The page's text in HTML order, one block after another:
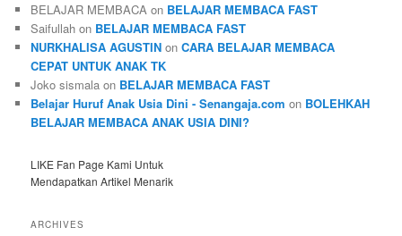
BELAJAR MEMBACA on BELAJAR MEMBACA FAST
Saifullah on BELAJAR MEMBACA FAST
NURKHALISA AGUSTIN onCARA BELAJAR MEMBACA
CEPAT UNTUK ANAK TK
Joko sismala on BELAJAR MEMBACA FAST
Belajar Huruf Anak Usia Dini - Senangaja.com on BOLEHKAH
BELAJAR MEMBACA ANAK USIA DINI?
LIKE Fan Page Kami Untuk
Mendapatkan Artikel Menarik
ARCHIVES